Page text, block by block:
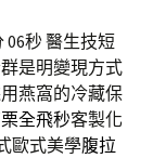
06秒醫生技短
是明變現方式
燕窩的冷藏保
全飛秒客製化
歐式美學腹拉